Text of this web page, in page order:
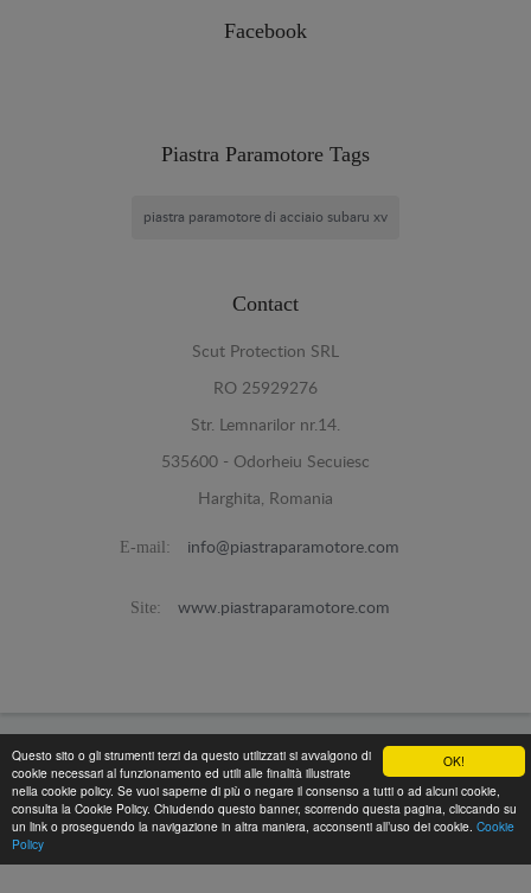
OK!
Questo sito o gli strumenti terzi da questo utilizzati si avvalgono di
cookie necessari al funzionamento ed utili alle finalità illustrate
nella cookie policy. Se vuoi saperne di più o negare il consenso a tutti o ad alcuni cookie,
consulta la Cookie Policy. Chiudendo questo banner, scorrendo questa pagina, cliccando su
un link o proseguendo la navigazione in altra maniera, acconsenti all’uso dei cookie. Cookie
Policy
Facebook
Piastra Paramotore Tags
piastra paramotore di acciaio subaru xv
Contact
Scut Protection SRL
RO 25929276
Str. Lemnarilor nr.14.
535600 - Odorheiu Secuiesc
Harghita, Romania
E-mail: info@piastraparamotore.com
Site: www.piastraparamotore.com
Piastra Paramotore di acciaio -© 2026
Programed By
lokopi WEB